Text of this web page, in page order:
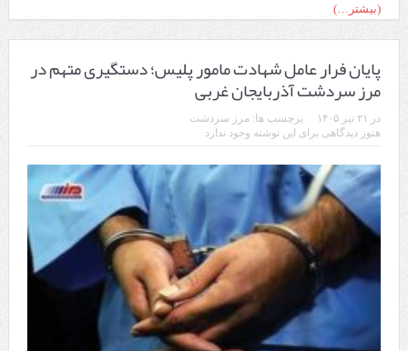
(بیشتر…)
پایان فرار عامل شهادت مامور پلیس؛ دستگیری متهم در
مرز سردشت آذربایجان غربی
در ۲۱ تیر ۱۴۰۵ برچسب ها: مرز سردشت
هنوز دیدگاهی برای این نوشته وجود ندارد